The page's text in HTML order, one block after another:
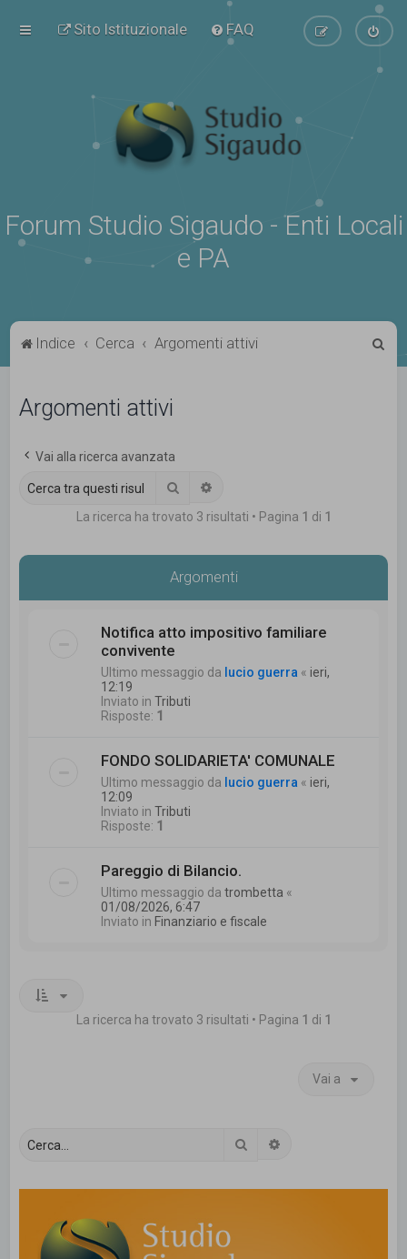
Sito Istituzionale FAQ
Forum Studio Sigaudo - Enti Locali
e PA
Indice Cerca Argomenti attivi
Argomenti attivi
Vai alla ricerca avanzata
Cerca
La ricerca ha trovato 3 risultati • Pagina 1 di 1
Argomenti
Notifica atto impositivo familiare
convivente
Ultimo messaggio da lucio guerra « ieri,
12:19
Inviato inTributi
Risposte: 1
FONDO SOLIDARIETA' COMUNALE
Ultimo messaggio da lucio guerra « ieri,
12:09
Inviato inTributi
Risposte: 1
Pareggio di Bilancio.
Ultimo messaggio datrombetta «
01/08/2026, 6:47
Inviato in Finanziario e fiscale
La ricerca ha trovato 3 risultati • Pagina 1 di 1
Vai a
Cerca